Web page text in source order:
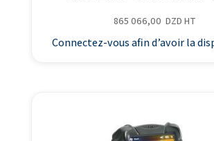
865 066,00 DZD HT
Connectez-vous afin d’avoir la